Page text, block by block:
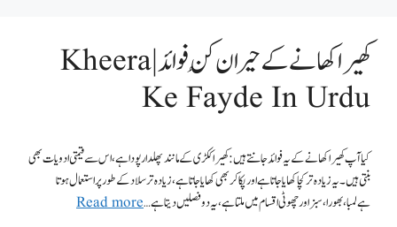
کھیرا کھانے کے حیران کُن فوائد | Kheera
Ke Fayde In Urdu
کیا آپ کھیرا کھانے کے یہ فوائد جانتے ہیں: کھیرا ککڑی کے مانند پھلدار پودا ہے، اس سےقیمتی ادویات بھی
بنتی ہیں۔ یہ زیادہ تر کچا کھایا جاتا ہے اورپکا کر بھی کھایا جاتا ہے ،زیادہ تر سلاد کے طور پراستعمال ہوتا
ہےلمبا،بھورا ،سبز اور چھوٹی اقسام میں ملتا ہے، یہ دو فصلیں دیتا ہے …Read more